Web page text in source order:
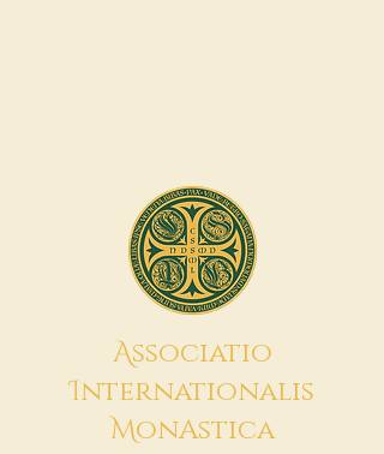
Associatio
Internationalis
MonAstica